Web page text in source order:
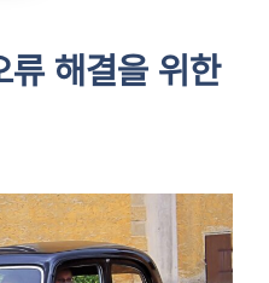
류 해결을 위한